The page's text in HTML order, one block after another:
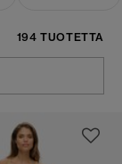
194 TUOTETTA